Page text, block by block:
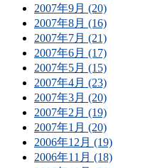
2007年9月 (20)
2007年8月 (16)
2007年7月 (21)
2007年6月 (17)
2007年5月 (15)
2007年4月 (23)
2007年3月 (20)
2007年2月 (19)
2007年1月 (20)
2006年12月 (19)
2006年11月 (18)